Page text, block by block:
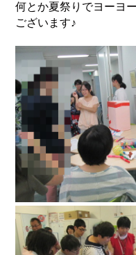
何とか夏祭りでヨーヨ
ございます♪